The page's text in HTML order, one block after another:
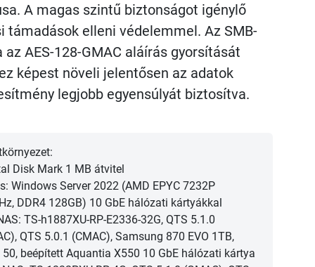
A magas szintű biztonságot igénylő
elleni védelemmel. Az SMB-
AES-128-GMAC aláírás gyorsítását
képest növeli jelentősen az adatok
legjobb egyensúlyát biztosítva.
Disk Mark 1 MB átvitel
Windows Server 2022 (AMD EPYC 7232P
DDR4 128GB) 10 GbE hálózati kártyákkal
TS-h1887XU-RP-E2336-32G, QTS 5.1.0
QTS 5.0.1 (CMAC), Samsung 870 EVO 1TB,
50, beépített Aquantia X550 10 GbE hálózati kártya